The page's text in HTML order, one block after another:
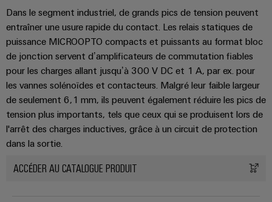
Dans le segment industriel, de grands pics de tension peuvent
entraîner une usure rapide du contact. Les relais statiques de
puissance MICROOPTO compacts et puissants au format bloc
de jonction servent d’amplificateurs de commutation fiables
pour les charges allant jusqu’à 300 V DC et 1 A, par ex. pour
les vannes solénoïdes et contacteurs. Malgré leur faible largeur
de seulement 6,1 mm, ils peuvent également réduire les pics de
tension plus importants, tels que ceux qui se produisent lors de
l'arrêt des charges inductives, grâce à un circuit de protection
dans la sortie.
ACCÉDER AU CATALOGUE PRODUIT